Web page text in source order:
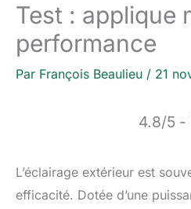
Test : applique
performance
Par François Beaulieu / 21
4.8/5 -
L’éclairage extérieur est
efficacité. Dotée d’une